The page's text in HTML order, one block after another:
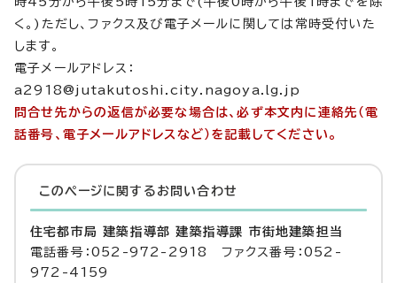
く。)ただし、ファクス及び電子メールに関しては常時受付いた
します。
電子メールアドレス：
a2918@jutakutoshi.city.nagoya.lg.jp
問合せ先からの返信が必要な場合は、必ず本文内に連絡先（電
話番号、電子メールアドレスなど）を記載してください。
このページに関する お問い合わせ
住宅都市局 建築指導部 建築指導課 市街地建築担当
電話番号：052-972-2918 ファクス番号：052-
972-4159